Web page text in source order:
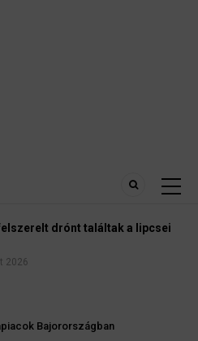
a lipcsei
Bajorországban